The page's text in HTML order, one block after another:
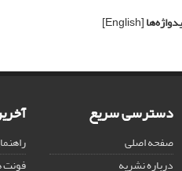
[English]
دسترسی سریع
صفحه اصلی
درباره نشریه
فونت